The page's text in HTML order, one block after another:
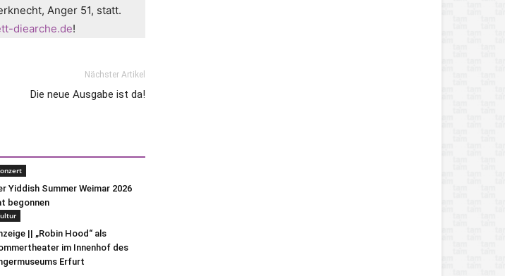
Anger 51, statt.
diearche.de!
Nächster Artikel
Die neue Ausgabe ist da!
Yiddish Summer Weimar 2026
begonnen
|| „Robin Hood“ als
im Innenhof des
Erfurt